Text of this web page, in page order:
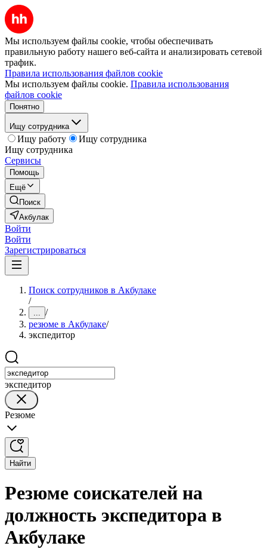
Мы используем файлы cookie, чтобы обеспечивать
правильную работу нашего веб-сайта и анализировать сетевой
трафик.
Правила использования файлов cookie
Мы используем файлы cookie. Правила использования
файлов cookie
Понятно
Ищу сотрудника
Ищу работу
Ищу сотрудника
Ищу сотрудника
Сервисы
Помощь
Ещё
Поиск
Акбулак
Войти
Войти
Зарегистрироваться
Поиск сотрудников в Акбулаке
/
... /
резюме в Акбулаке/
экспедитор
экспедитор
Резюме
Найти
Резюме соискателей на
должность экспедитора в
Акбулаке